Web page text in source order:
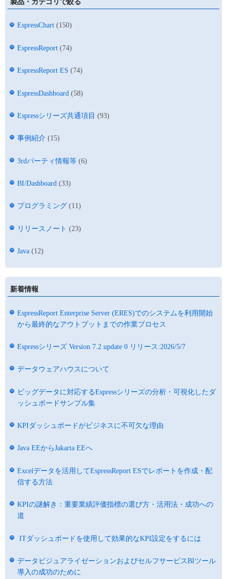
EspressChart (150)
EspressReport (74)
EspressReport ES (74)
EspressDashboard (58)
Espressシリーズ共通項目 (93)
事例紹介 (15)
3rdパーティ情報等 (6)
BI/Dashboard (33)
プログラミング (11)
リリースノート (23)
Java (12)
新着情報
EspressReport Enterprise Server (ERES)でのシステムを利用開始
から最終的なアウトプットまでの作業プロセス
Espressシリーズ Version 7.2 update 0 リリース:2026/5/7
データウェアハウスについて
ビッグデータに対応するEspressシリーズの分析・可視化したダ
ッシュボードサンプル集
KPIダッシュボードがビジネスに不可欠な理由
Java EEからJakarta EEへ
Excelデータを活用してEspressReport ESでレポートを作成・配
信する方法
KPIの謎解き：重要業績評価指標の選び方・活用法・成功への
道
ITダッシュボードを使用して効果的なKPI設定をするには
データビジュアライゼーションおよびセルフサービスBIツール
導入の成功のために